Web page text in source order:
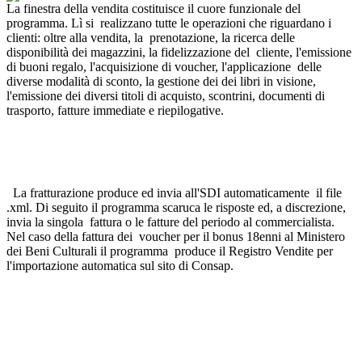
La finestra della vendita costituisce il cuore funzionale del
programma. Lì si realizzano tutte le operazioni che riguardano i
clienti: oltre alla vendita, la prenotazione, la ricerca delle
disponibilità dei magazzini, la fidelizzazione del cliente, l'emissione
di buoni regalo, l'acquisizione di voucher, l'applicazione delle
diverse modalità di sconto, la gestione dei dei libri in visione,
l'emissione dei diversi titoli di acquisto, scontrini, documenti di
trasporto, fatture immediate e riepilogative.
La fratturazione produce ed invia all'SDI automaticamente il file
.xml. Di seguito il programma scaruca le risposte ed, a discrezione,
invia la singola fattura o le fatture del periodo al commercialista.
Nel caso della fattura dei voucher per il bonus 18enni al Ministero
dei Beni Culturali il programma produce il Registro Vendite per
l'importazione automatica sul sito di Consap.